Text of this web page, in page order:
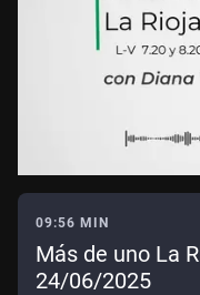
09:56 MIN
Más de uno La
24/06/2025